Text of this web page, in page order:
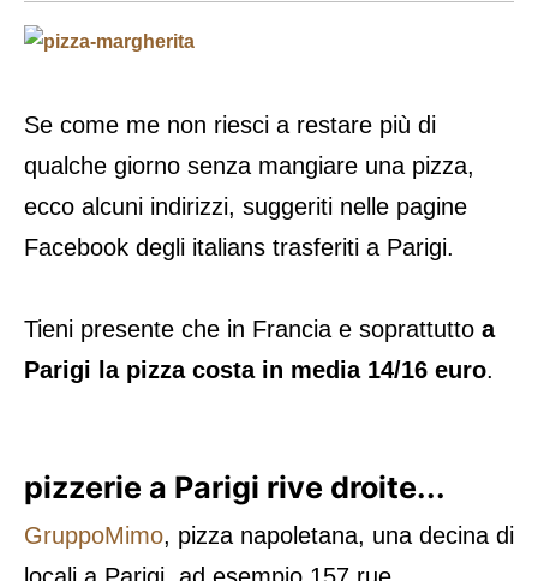
Se come me non riesci a restare più di
qualche giorno senza mangiare una pizza,
ecco alcuni indirizzi, suggeriti nelle pagine
Facebook degli italians trasferiti a Parigi.
Tieni presente che in Francia e soprattutto a
Parigi la pizza costa in media 14/16 euro.
pizzerie a Parigi rive droite...
GruppoMimo, pizza napoletana, una decina di